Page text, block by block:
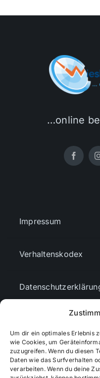
Um dir ein optimales Erlebnis
wie Cookies, um
zuzugreifen. Wenn du diesen
Daten wie das Surfverhalten
verarbeiten. Wenn du deine
…online
Impressum
Verhaltenskodex
Cookie-Richtlinie